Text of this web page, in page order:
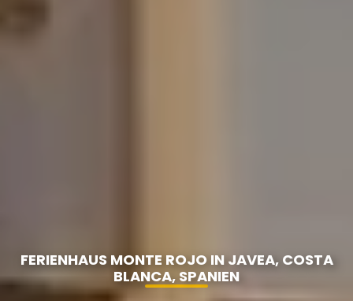
FERIENHAUS MONTE ROJO IN JAVEA, COSTA
BLANCA, SPANIEN